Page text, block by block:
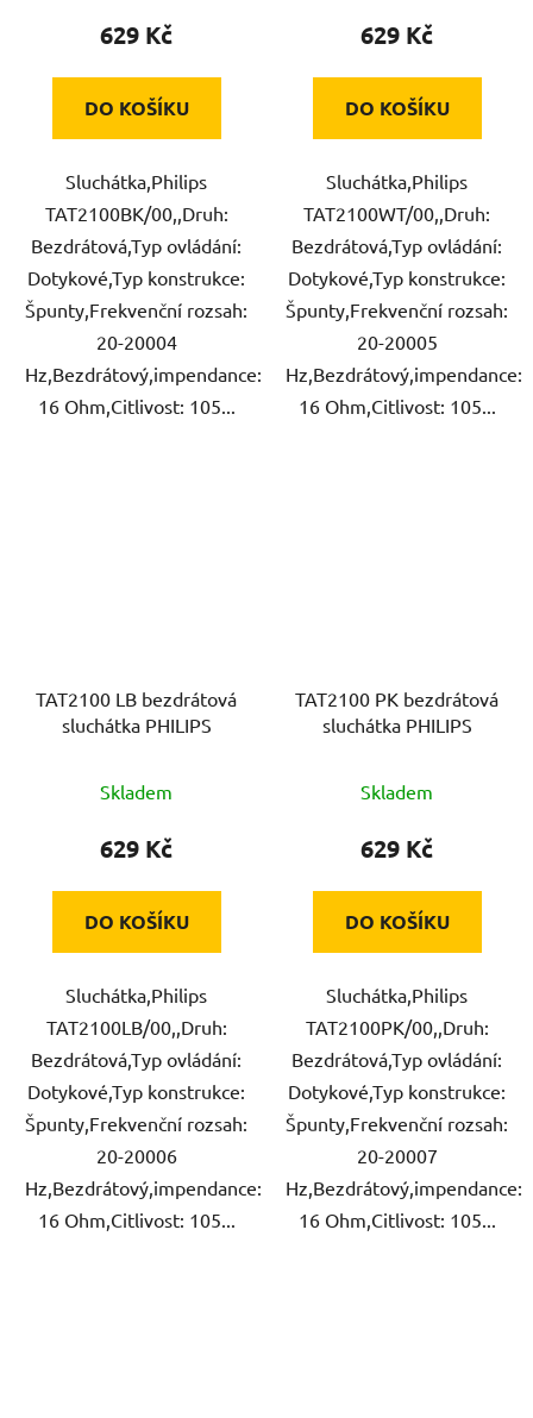
629 Kč
DO KOŠÍKU
Sluchátka,Philips
TAT2100BK/00,,Druh:
Bezdrátová,Typ ovládání:
Dotykové,Typ konstrukce:
Špunty,Frekvenční rozsah:
20-20004
Hz,Bezdrátový,impendance:
16 Ohm,Citlivost: 105...
629 Kč
DO KOŠÍKU
Sluchátka,Philips
TAT2100WT/00,,Druh:
Bezdrátová,Typ ovládání:
Dotykové,Typ konstrukce:
Špunty,Frekvenční rozsah:
20-20005
Hz,Bezdrátový,impendance:
16 Ohm,Citlivost: 105...
TAT2100 LB bezdrátová
sluchátka PHILIPS
Skladem
629 Kč
DO KOŠÍKU
Sluchátka,Philips
TAT2100LB/00,,Druh:
Bezdrátová,Typ ovládání:
Dotykové,Typ konstrukce:
Špunty,Frekvenční rozsah:
20-20006
Hz,Bezdrátový,impendance:
16 Ohm,Citlivost: 105...
TAT2100 PK bezdrátová
sluchátka PHILIPS
Skladem
629 Kč
DO KOŠÍKU
Sluchátka,Philips
TAT2100PK/00,,Druh:
Bezdrátová,Typ ovládání:
Dotykové,Typ konstrukce:
Špunty,Frekvenční rozsah:
20-20007
Hz,Bezdrátový,impendance:
16 Ohm,Citlivost: 105...